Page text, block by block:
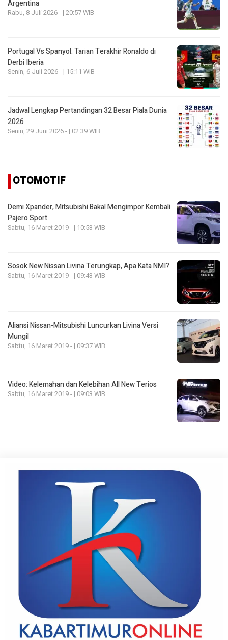
Argentina
Rabu, 8 Juli 2026 - | 20:57 WIB
Portugal Vs Spanyol: Tarian Terakhir Ronaldo di
Derbi Iberia
Senin, 6 Juli 2026 - | 15:11 WIB
Jadwal Lengkap Pertandingan 32 Besar Piala Dunia
2026
Senin, 29 Juni 2026 - | 02:39 WIB
OTOMOTIF
Demi Xpander, Mitsubishi Bakal Mengimpor Kembali
Pajero Sport
Sabtu, 16 Maret 2019 - | 10:53 WIB
Sosok New Nissan Livina Terungkap, Apa Kata NMI?
Sabtu, 16 Maret 2019 - | 09:43 WIB
Aliansi Nissan-Mitsubishi Luncurkan Livina Versi
Mungil
Sabtu, 16 Maret 2019 - | 09:37 WIB
Video: Kelemahan dan Kelebihan All New Terios
Sabtu, 16 Maret 2019 - | 09:03 WIB